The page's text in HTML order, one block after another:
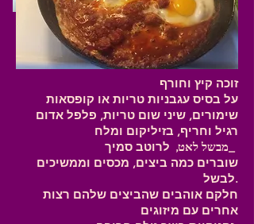
זוכה קיץ וחורף
על בסיס עגבניות טריות או קופסאות
שימורים, שיני שום טריות, פלפל אדום
רגיל וחריף, בזיליקום ומלח
מבשל לאט,
שוברים כמה ביצים, מכסים וממשיכים
לבשל.
חלקם אוהבים שהביצים שלהם רצות
אחרים עם מיזוגים